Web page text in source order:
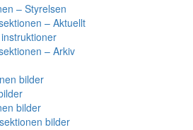
– Styrelsen
– Aktuellt
– Arkiv
bilder
bilder
bilder